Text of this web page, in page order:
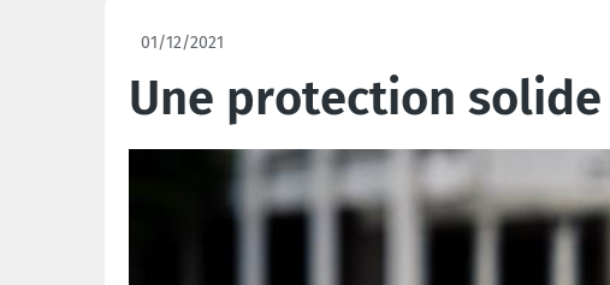
01/12/2021
Une protection